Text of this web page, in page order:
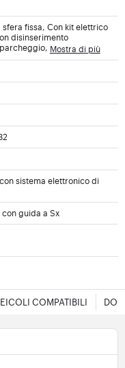
sfera fissa, Con kit elettrico
disinserimento
Mostra di più
sistema elettronico di
guida a Sx
COMPATIBILI